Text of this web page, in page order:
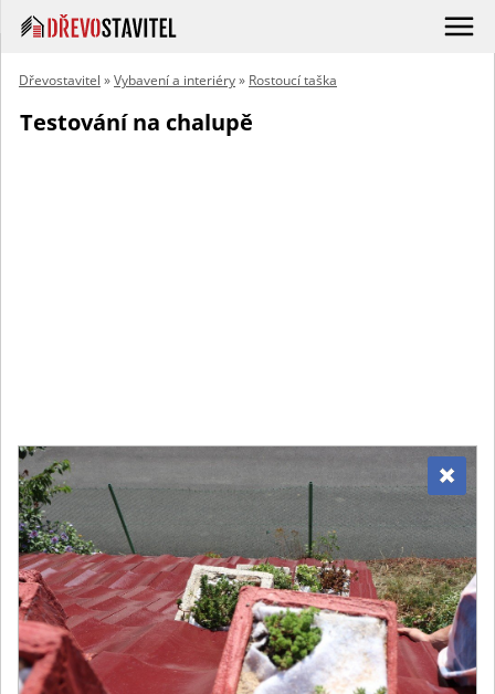
Dřevostavitel »Vybavení a interiéry» Rostoucí taška
Testování na chalupě